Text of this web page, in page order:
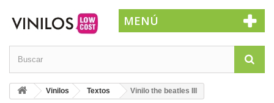
MENÚ
Vinilos Textos Vinilo the beatles III